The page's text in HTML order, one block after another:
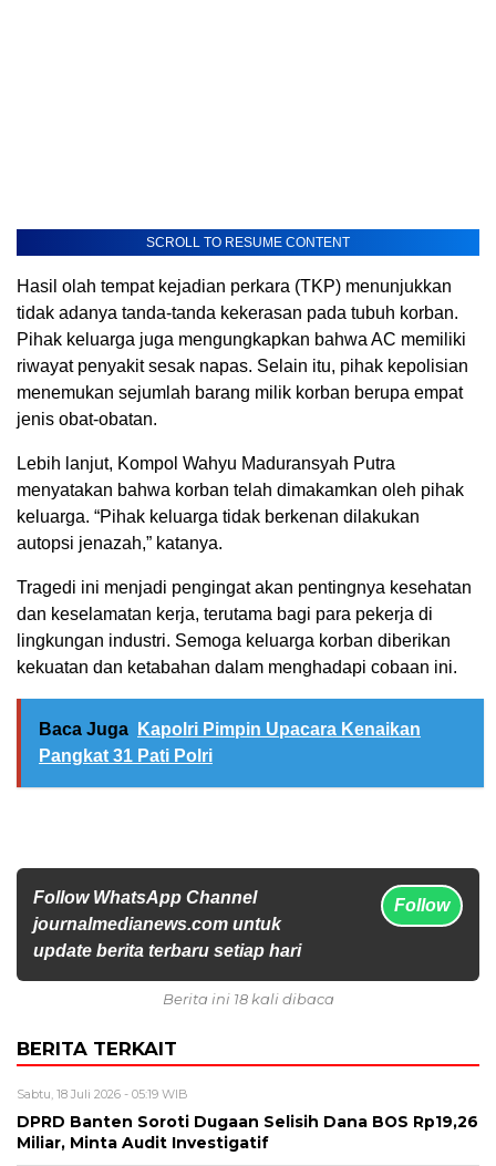
SCROLL TO RESUME CONTENT
Hasil olah tempat kejadian perkara (TKP) menunjukkan
tidak adanya tanda-tanda kekerasan pada tubuh korban.
Pihak keluarga juga mengungkapkan bahwa AC memiliki
riwayat penyakit sesak napas. Selain itu, pihak kepolisian
menemukan sejumlah barang milik korban berupa empat
jenis obat-obatan.
Lebih lanjut, Kompol Wahyu Maduransyah Putra
menyatakan bahwa korban telah dimakamkan oleh pihak
keluarga. “Pihak keluarga tidak berkenan dilakukan
autopsi jenazah,” katanya.
Tragedi ini menjadi pengingat akan pentingnya kesehatan
dan keselamatan kerja, terutama bagi para pekerja di
lingkungan industri. Semoga keluarga korban diberikan
kekuatan dan ketabahan dalam menghadapi cobaan ini.
Baca Juga
Kapolri Pimpin Upacara Kenaikan
Pangkat 31 Pati Polri
Follow WhatsApp Channel
journalmedianews.com untuk
update berita terbaru setiap hari
Follow
Berita ini 18 kali dibaca
BERITA TERKAIT
Sabtu, 18 Juli 2026 - 05:19 WIB
DPRD Banten Soroti Dugaan Selisih Dana BOS Rp19,26
Miliar, Minta Audit Investigatif